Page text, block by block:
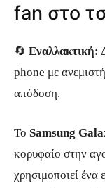
fan στο
🔄 Εναλλακτική:
phone με
απόδοση.
Το Samsung
κορυφαίο στην
χρησιμοποιεί